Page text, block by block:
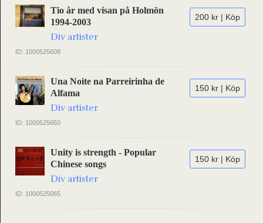
200 kr | Köp
Tio år med visan på Holmön
1994-2003
Div artister
ID: 1000525608
150 kr | Köp
Una Noite na Parreirinha de
Alfama
Div artister
ID: 1000525650
150 kr | Köp
Unity is strength - Popular
Chinese songs
Div artister
ID: 1000525065